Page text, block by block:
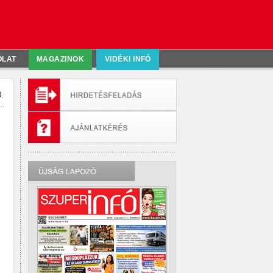
MAGAZINOK VIDÉKI INFÓ